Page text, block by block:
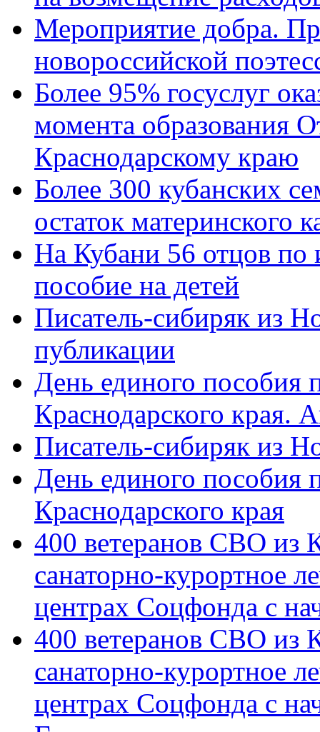
Мероприятие добра.
новороссийской
Более 95% госуслуг
момента образования
Краснодарскому краю
Более 300 кубанских
остаток материнского
На Кубани 56 отцов по
пособие на детей
Писатель-сибиряк из
публикации
День единого пособия
Краснодарского края.
Писатель-сибиряк из
День единого пособия
Краснодарского края
400 ветеранов СВО из
санаторно-курортное
центрах Соцфонда с
400 ветеранов СВО из
санаторно-курортное
центрах Соцфонда с